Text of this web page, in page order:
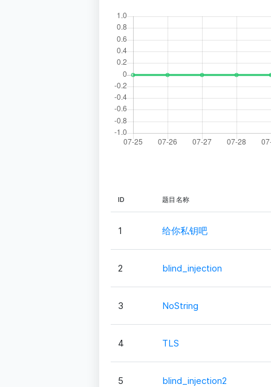
ID 题目名称
1 给你私钥吧
2 blind_injection
3 NoString
4 TLS
5 blind_injection2